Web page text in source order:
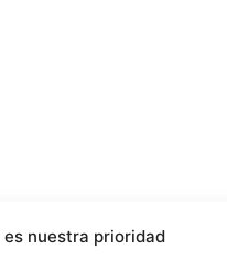
nuestra prioridad